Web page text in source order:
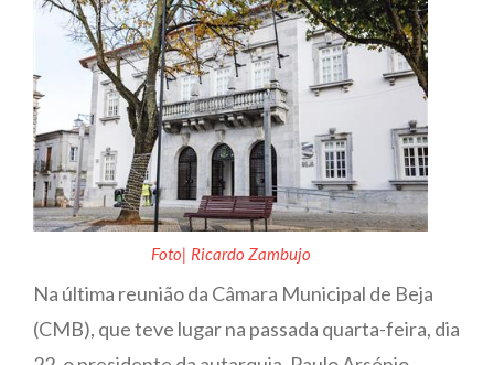
Foto| Ricardo Zambujo
Na última reunião da Câmara Municipal de Beja
(CMB), que teve lugar na passada quarta-feira, dia